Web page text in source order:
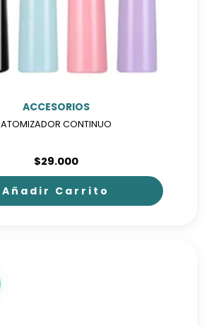
ACCESORIOS
ATOMIZADOR CONTINUO
$29.000
Añadir Carrito